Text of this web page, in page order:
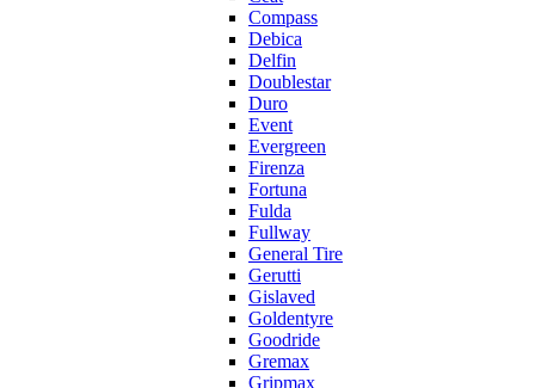
Compass
Debica
Delfin
Doublestar
Duro
Event
Evergreen
Firenza
Fortuna
Fulda
Fullway
General Tire
Gerutti
Gislaved
Goldentyre
Goodride
Gremax
Gripmax